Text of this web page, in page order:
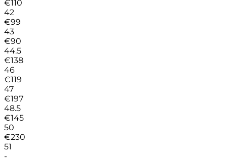
€110
42
€99
43
€90
44.5
€138
46
€119
47
€197
48.5
€145
50
€230
51
-